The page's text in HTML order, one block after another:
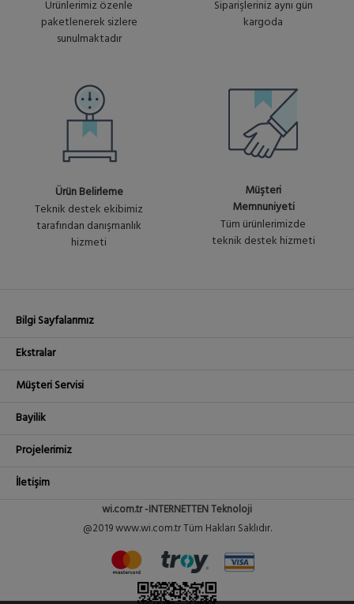
Ürünlerimiz özenle
paketlenerek sizlere
sunulmaktadır
Siparişleriniz aynı gün
kargoda
Ürün Belirleme
Teknik destek ekibimiz
tarafından danışmanlık
hizmeti
Müşteri
Memnuniyeti
Tüm ürünlerimizde
teknik destek hizmeti
Bilgi Sayfalarımız
Ekstralar
Müşteri Servisi
Bayilik
Projelerimiz
İletişim
wi.com.tr -INTERNETTEN Teknoloji
@2019 www.wi.com.tr Tüm Hakları Saklıdır.